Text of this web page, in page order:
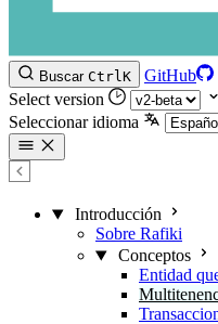
Buscar CtrlK
GitHub
Select version
Seleccionar idioma
Introducción
Sobre Rafiki
Conceptos
Entidad